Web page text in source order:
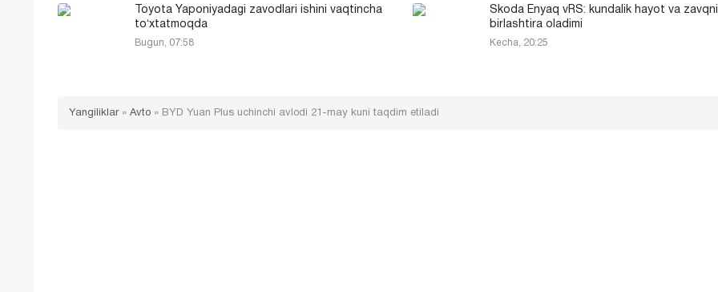
Toyota Yaponiyadagi zavodlari ishini vaqtincha
toʻxtatmoqda
Bugun, 07:58
Skoda Enyaq vRS: kundalik hayot va zavqni
birlashtira oladimi
Kecha, 20:25
Yangiliklar» Avto » BYD Yuan Plus uchinchi avlodi 21-may kuni taqdim etiladi